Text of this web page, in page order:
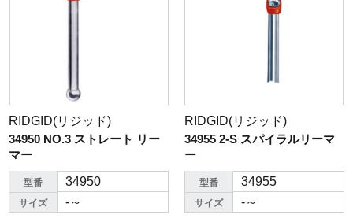
RIDGID(リジッド)
34950 NO.3 ストレート リー
マー
型番 34950
サイズ -～
RIDGID(リジッド)
34955 2-S スパイラルリーマ
ー
型番 34955
サイズ -～